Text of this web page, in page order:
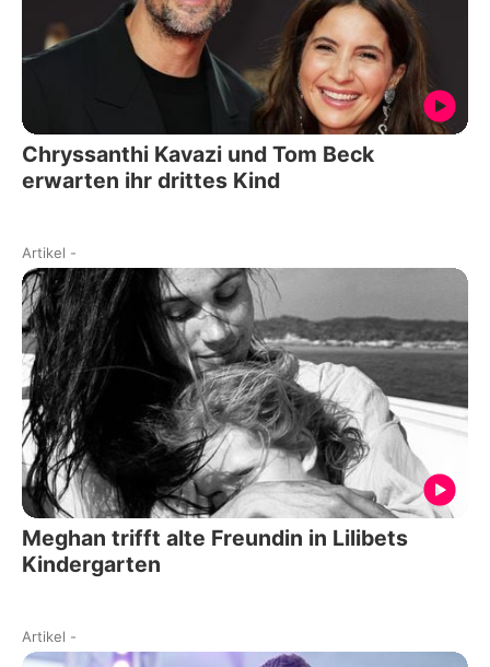
Chryssanthi Kavazi und Tom Beck
erwarten ihr drittes Kind
Artikel -
Meghan trifft alte Freundin in Lilibets
Kindergarten
Artikel -